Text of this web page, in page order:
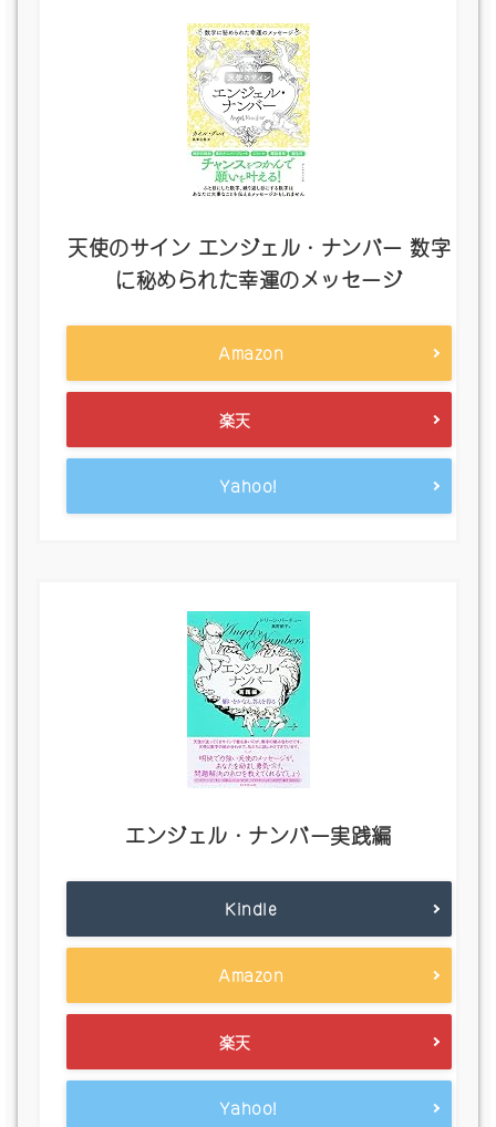
天使のサイン エンジェル・ナンバー 数字
に秘められた幸運のメッセージ
Amazon
楽天
Yahoo!
エンジェル・ナンバー実践編
Kindle
Amazon
楽天
Yahoo!